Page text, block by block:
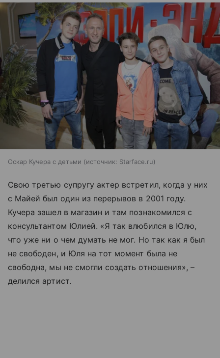
Оскар Кучера с детьми источник: Starface.ru
Свою третью супругу актер встретил, когда у них
с Майей был один из перерывов в 2001 году.
Кучера зашел в магазин и там познакомился с
консультантом Юлией. «Я так влюбился в Юлю,
что уже ни о чем думать не мог. Но так как я был
не свободен, и Юля на тот момент была не
свободна, мы не смогли создать отношения», –
делился артист.